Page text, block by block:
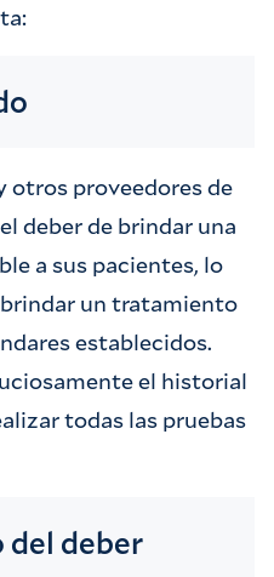
otros proveedores de
deber de brindar una
a sus pacientes, lo
un tratamiento
establecidos.
el historial
todas las pruebas
deber